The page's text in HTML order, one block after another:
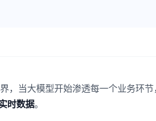
，当大模型开始渗透每一个业务环节
时数据。